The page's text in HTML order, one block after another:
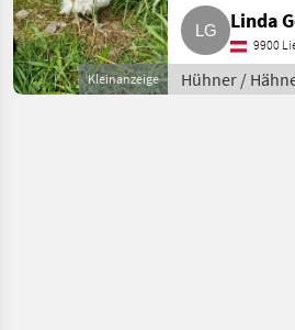
Kleinanzeige
Hähne Linda
9900
Hühner /